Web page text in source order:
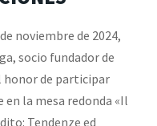
noviembre de 2024,
socio fundador de
honor de participar
la mesa redonda «Il
Tendenze ed